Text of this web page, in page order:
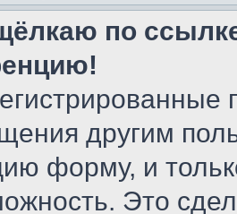
по
другим
форму, и
Это